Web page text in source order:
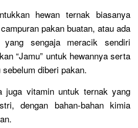
hewan ternak biasanya
pakan buatan, atau ada
sengaja meracik sendiri
“Jamu” untuk hewannya serta
diberi pakan.
juga vitamin untuk ternak yang
dengan bahan-bahan kimia